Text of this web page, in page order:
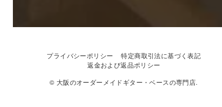
プライバシーポリシー
特定商取引法に基づく表記
返金および返品ポリシー
© 大阪のオーダーメイドギター・ベースの専門店.